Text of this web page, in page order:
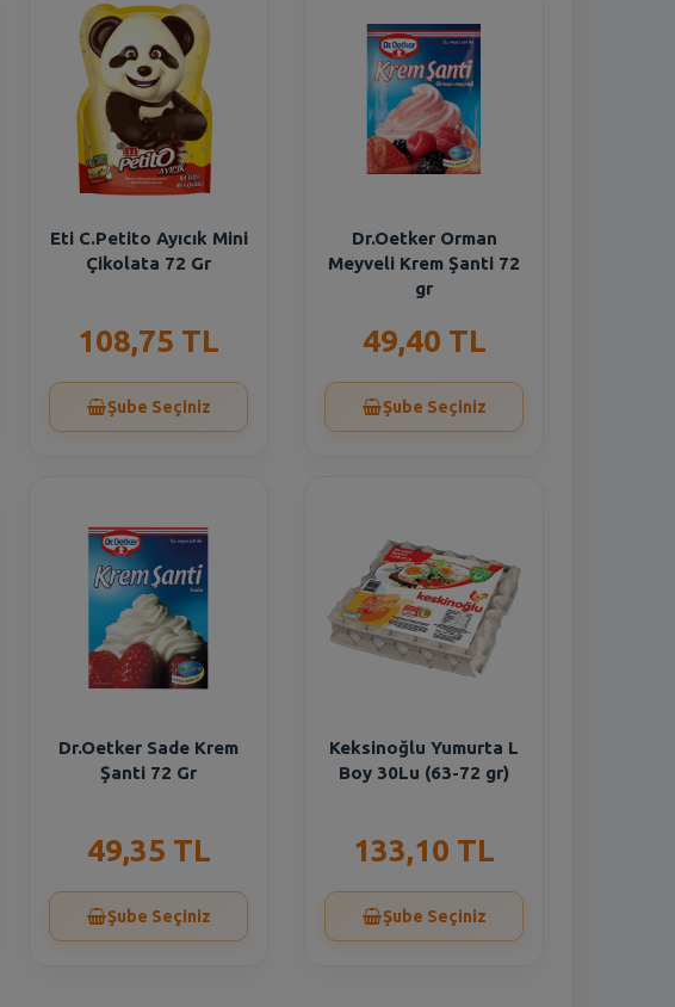
Eti C.Petito Ayıcık Mini
Çikolata 72 Gr
108,75 TL
Şube Seçiniz
Dr.Oetker Orman
Meyveli Krem Şanti 72
gr
49,40 TL
Şube Seçiniz
Dr.Oetker Sade Krem
Şanti 72 Gr
49,35 TL
Şube Seçiniz
Keksinoğlu Yumurta L
Boy 30Lu (63-72 gr)
133,10 TL
Şube Seçiniz